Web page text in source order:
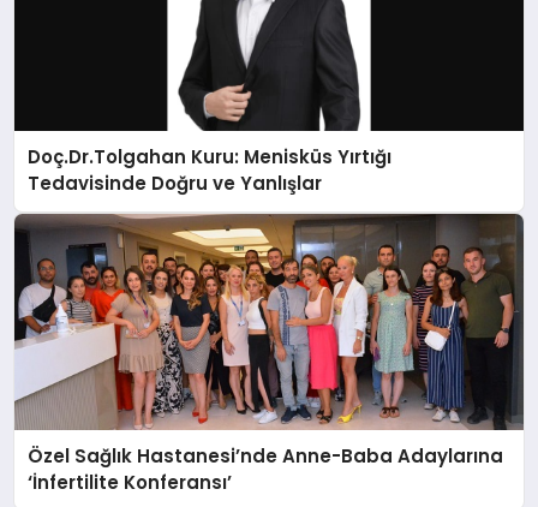
Doç.Dr.Tolgahan Kuru: Menisküs Yırtığı
Tedavisinde Doğru ve Yanlışlar
Özel Sağlık Hastanesi’nde Anne-Baba Adaylarına
‘İnfertilite Konferansı’